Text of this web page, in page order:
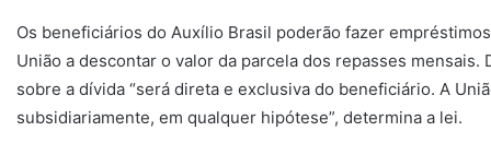
Os beneficiários do Auxílio Brasil poderão fazer
União a descontar o valor da parcela dos repasses
sobre a dívida “será direta e exclusiva do beneficiário. A
subsidiariamente, em qualquer hipótese”, determina a lei.